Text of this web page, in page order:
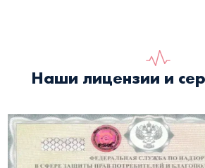
Наши лицензии и